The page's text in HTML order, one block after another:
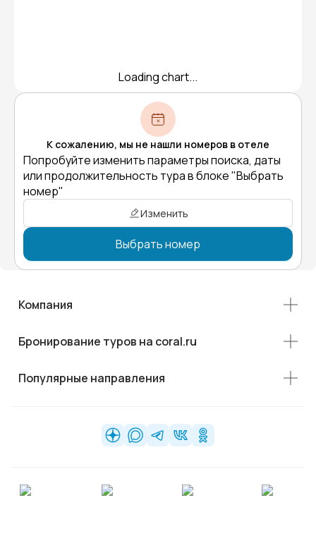
Loading chart...
К сожалению, мы не нашли номеров в отеле
Попробуйте изменить параметры поиска, даты
или продолжительность тура в блоке "Выбрать
номер"
Изменить
Выбрать номер
Компания
Бронирование туров на coral.ru
Популярные направления